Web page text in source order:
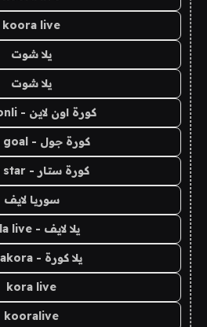
koora live
يلا شوت
يلا شوت
كورة اون لاين - kora onli
كورة جول - kora goal
كورة ستار - kora star
سوريا لايف
يلا لايف - yalla live
يلا كورة - yallakora
kora live
kooralive